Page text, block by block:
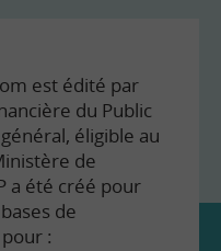
est édité par
du Public
éligible au
de
a été créé pour
de
: